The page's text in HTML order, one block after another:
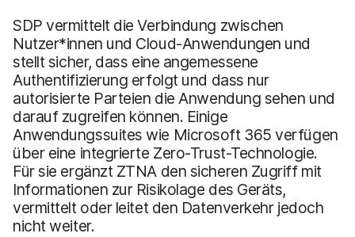
SDP vermittelt die Verbindung zwischen
Nutzer*innen und Cloud-Anwendungen und
stellt sicher, dass eine angemessene
Authentifizierung erfolgt und dass nur
autorisierte Parteien die Anwendung sehen und
darauf zugreifen können. Einige
Anwendungssuites wie Microsoft 365 verfügen
über eine integrierte Zero-Trust-Technologie.
Für sie ergänzt ZTNA den sicheren Zugriff mit
Informationen zur Risikolage des Geräts,
vermittelt oder leitet den Datenverkehr jedoch
nicht weiter.